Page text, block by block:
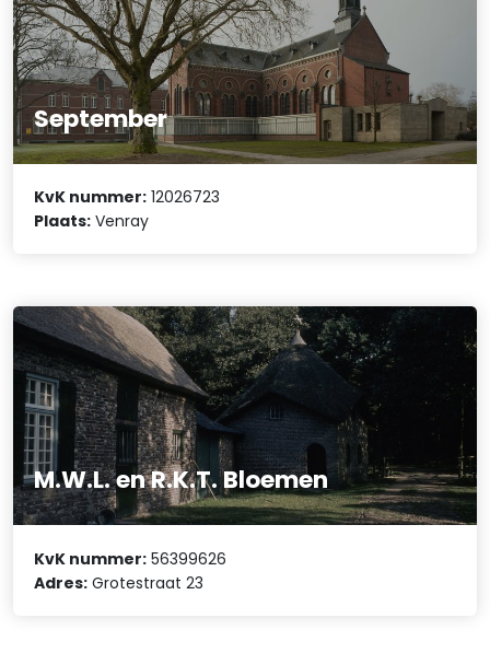
September
KvK nummer: 12026723
Plaats: Venray
M.W.L. en R.K.T. Bloemen
KvK nummer: 56399626
Adres: Grotestraat 23